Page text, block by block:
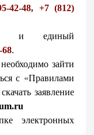
42-48, +7 (812)
и единый
68.
зайти
с «Правилами
заявление
электронных